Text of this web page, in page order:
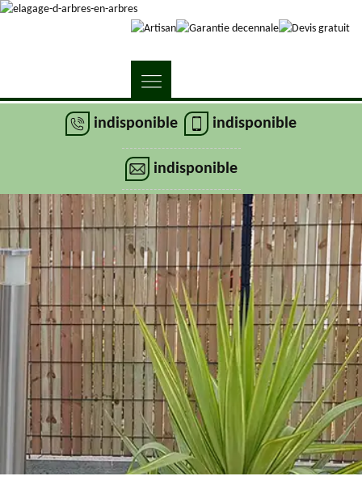
indisponible indisponible
indisponible